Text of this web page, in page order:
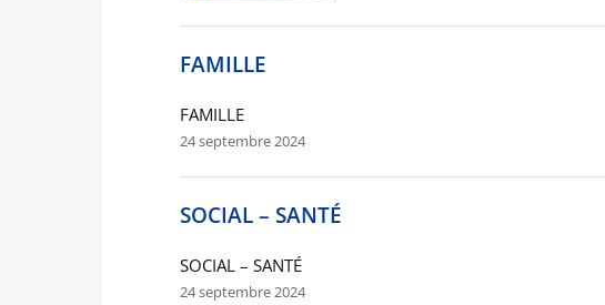
FAMILLE
FAMILLE
24 septembre 2024
SOCIAL – SANTÉ
SOCIAL – SANTÉ
24 septembre 2024